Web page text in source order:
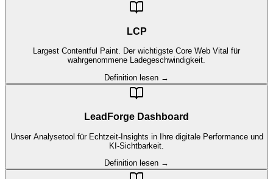
LCP
Largest Contentful Paint. Der wichtigste Core Web Vital für
wahrgenommene Ladegeschwindigkeit.
Definition lesen →
LeadForge Dashboard
Unser Analysetool für Echtzeit-Insights in Ihre digitale Performance und
KI-Sichtbarkeit.
Definition lesen →